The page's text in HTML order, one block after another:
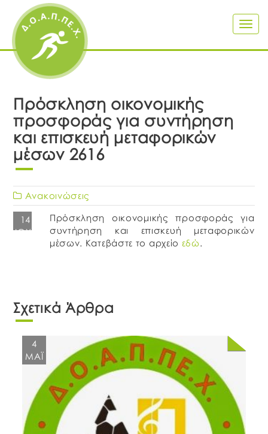
Πρόσκληση οικονομικής
προσφοράς για συντήρηση
και επισκευή μεταφορικών
μέσων 2616
Ανακοινώσεις
14
ΙΟΎΛ
Πρόσκληση οικονομικής προσφοράς για
συντήρηση και επισκευή μεταφορικών
μέσων. Κατεβάστε το αρχείο εδώ.
Σχετικά Άρθρα
4
ΜΆΙ